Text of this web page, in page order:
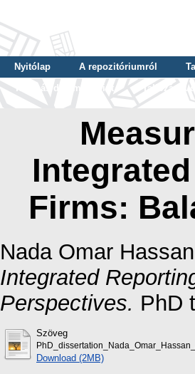
Nyitólap A repozitóriumról
Tallózás dátum szerint
Tallózás
Firms:
Nada Omar
Integrated
Perspectives. PhD
Szöveg
Download (2MB)